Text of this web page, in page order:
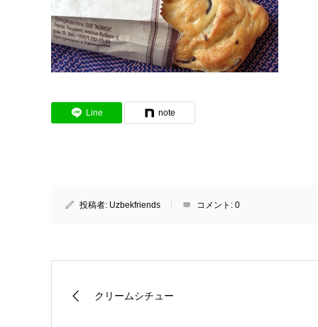
Line note
投稿者: Uzbekfriends コメント: 0
クリームシチュー